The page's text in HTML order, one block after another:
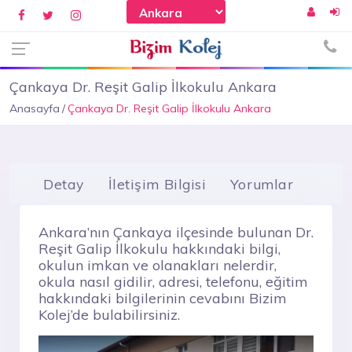
Çankaya Dr. Reşit Galip İlkokulu Ankara
Anasayfa Çankaya Dr. Reşit Galip İlkokulu Ankara
Detay İletişim Bilgisi Yorumlar
Ankara’nın Çankaya ilçesinde bulunan Dr.
Reşit Galip İlkokulu hakkındaki bilgi,
okulun imkan ve olanakları nelerdir,
okula nasıl gidilir, adresi, telefonu, eğitim
hakkındaki bilgilerinin cevabını Bizim
Kolej’de bulabilirsiniz.